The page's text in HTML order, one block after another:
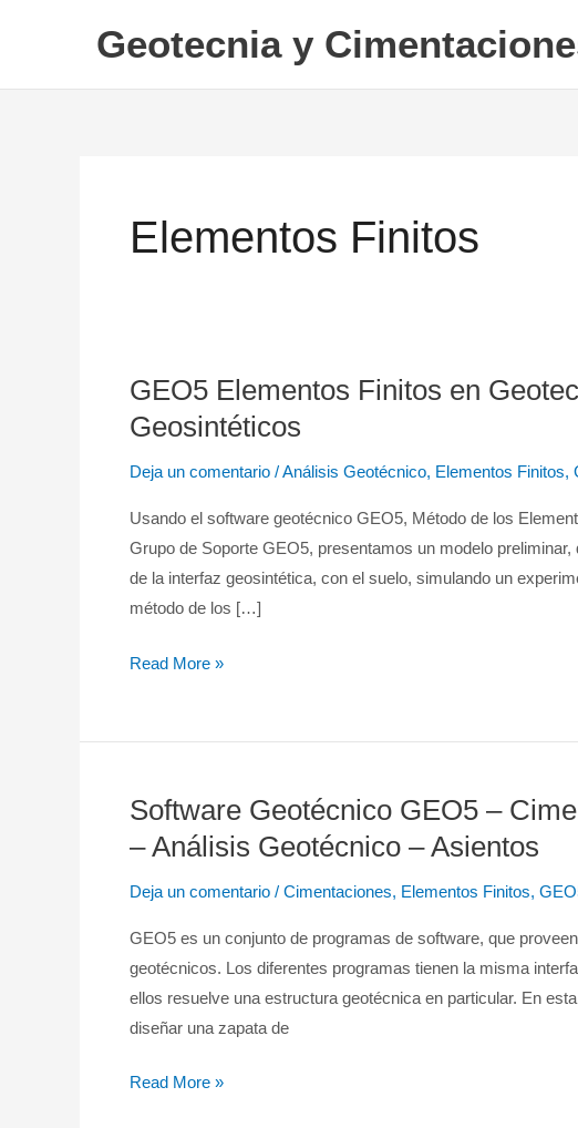
Geotecnia y
Elementos Finitos
GEO5 Elementos Finitos en
Geosintéticos
Deja un comentario /Análisis Geotécnico, Elementos Finitos,
Usando el software geotécnico GEO5, Método de los
Grupo de Soporte GEO5, presentamos un modelo
de la interfaz geosintética, con el suelo, simulando un
método de los […]
GEO5
Elementos
en
Read More »
Software Geotécnico GEO5 –
– Análisis Geotécnico – Asientos
Deja un comentario / Cimentaciones, Elementos Finitos,
GEO5 es un conjunto de programas de software, que
geotécnicos. Los diferentes programas tienen la misma
ellos resuelve una estructura geotécnica en particular. En
diseñar una zapata de
Software
Geotécnico
–
Análisis
Read More »